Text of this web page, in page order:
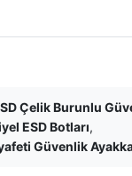
Çelik Burunlu
ESD Botları,
Güvenlik